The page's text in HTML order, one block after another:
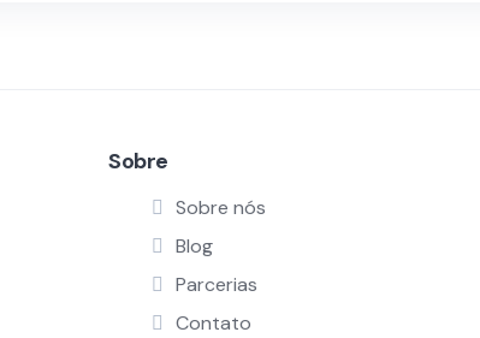
Sobre
Sobre nós
Blog
Parcerias
Contato